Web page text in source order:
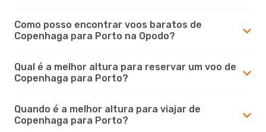
Como posso encontrar voos baratos de
Copenhaga para Porto na Opodo?
Qual é a melhor altura para reservar um voo de
Copenhaga para Porto?
Quando é a melhor altura para viajar de
Copenhaga para Porto?